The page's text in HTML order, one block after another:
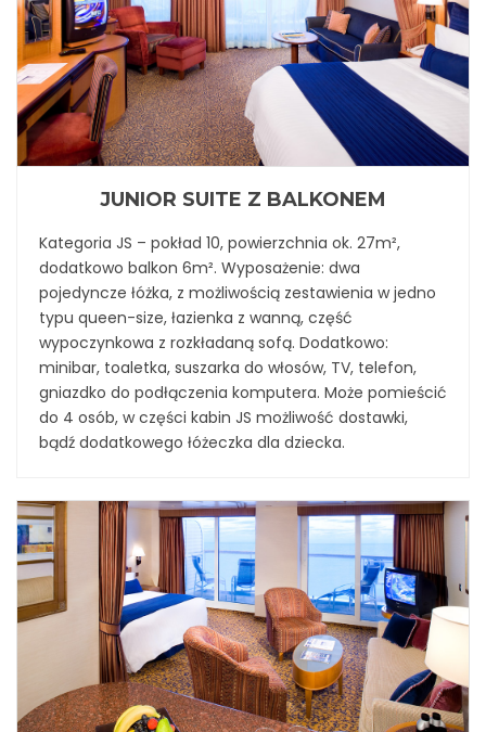
JUNIOR SUITE Z BALKONEM
Kategoria JS – pokład 10, powierzchnia ok. 27m²,
dodatkowo balkon 6m². Wyposażenie: dwa
pojedyncze łóżka, z możliwością zestawienia w jedno
typu queen-size, łazienka z wanną, część
wypoczynkowa z rozkładaną sofą. Dodatkowo:
minibar, toaletka, suszarka do włosów, TV, telefon,
gniazdko do podłączenia komputera. Może pomieścić
do 4 osób, w części kabin JS możliwość dostawki,
bądź dodatkowego łóżeczka dla dziecka.